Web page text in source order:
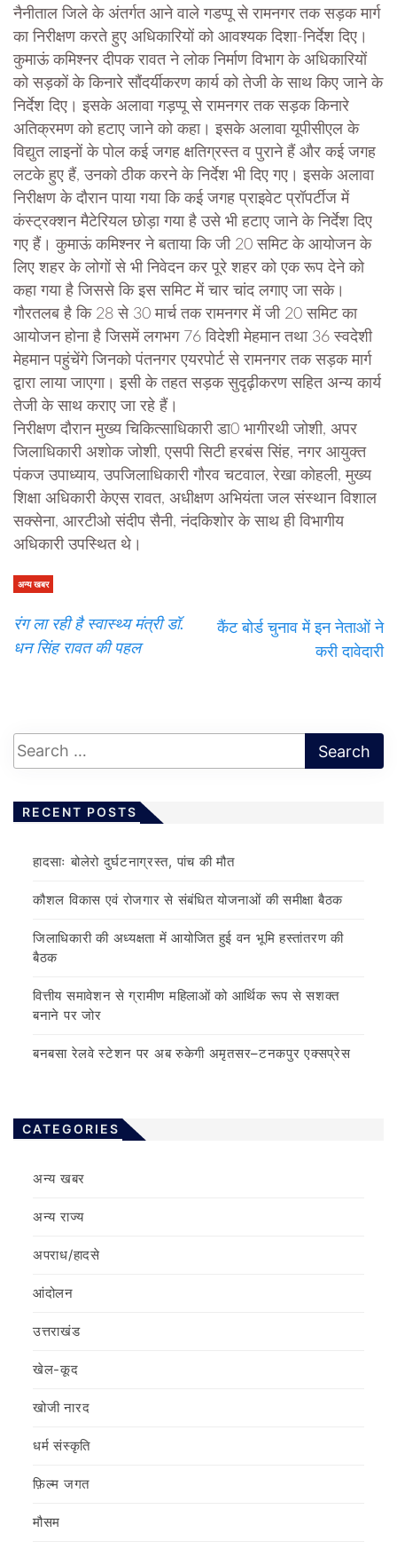
नैनीताल जिले के अंतर्गत आने वाले गडप्पू से रामनगर तक सड़क मार्ग
का निरीक्षण करते हुए अधिकारियों को आवश्यक दिशा-निर्देश दिए।
कुमाऊं कमिश्नर दीपक रावत ने लोक निर्माण विभाग के अधिकारियों
को सड़कों के किनारे सौंदर्यीकरण कार्य को तेजी के साथ किए जाने के
निर्देश दिए। इसके अलावा गड़प्पू से रामनगर तक सड़क किनारे
अतिक्रमण को हटाए जाने को कहा। इसके अलावा यूपीसीएल के
विद्युत लाइनों के पोल कई जगह क्षतिग्रस्त व पुराने हैं और कई जगह
लटके हुए हैं, उनको ठीक करने के निर्देश भी दिए गए। इसके अलावा
निरीक्षण के दौरान पाया गया कि कई जगह प्राइवेट प्रॉपर्टीज में
कंस्ट्रक्शन मैटेरियल छोड़ा गया है उसे भी हटाए जाने के निर्देश दिए
गए हैं। कुमाऊं कमिश्नर ने बताया कि जी 20 समिट के आयोजन के
लिए शहर के लोगों से भी निवेदन कर पूरे शहर को एक रूप देने को
कहा गया है जिससे कि इस समिट में चार चांद लगाए जा सके।
गौरतलब है कि 28 से 30 मार्च तक रामनगर में जी 20 समिट का
आयोजन होना है जिसमें लगभग 76 विदेशी मेहमान तथा 36 स्वदेशी
मेहमान पहुंचेंगे जिनको पंतनगर एयरपोर्ट से रामनगर तक सड़क मार्ग
द्वारा लाया जाएगा। इसी के तहत सड़क सुदृढ़ीकरण सहित अन्य कार्य
तेजी के साथ कराए जा रहे हैं।
निरीक्षण दौरान मुख्य चिकित्साधिकारी डा0 भागीरथी जोशी, अपर
जिलाधिकारी अशोक जोशी, एसपी सिटी हरबंस सिंह, नगर आयुक्त
पंकज उपाध्याय, उपजिलाधिकारी गौरव चटवाल, रेखा कोहली, मुख्य
शिक्षा अधिकारी केएस रावत, अधीक्षण अभियंता जल संस्थान विशाल
सक्सेना, आरटीओ संदीप सैनी, नंदकिशोर के साथ ही विभागीय
अधिकारी उपस्थित थे।
अन्य खबर
रंग ला रही है स्वास्थ्य मंत्री डॉ.
धन सिंह रावत की पहल
कैंट बोर्ड चुनाव में इन नेताओं ने
करी दावेदारी
RECENT POSTS
हादसाः बोलेरो दुर्घटनाग्रस्त, पांच की मौत
कौशल विकास एवं रोजगार से संबंधित योजनाओं की समीक्षा बैठक
जिलाधिकारी की अध्यक्षता में आयोजित हुई वन भूमि हस्तांतरण की
बैठक
वित्तीय समावेशन से ग्रामीण महिलाओं को आर्थिक रूप से सशक्त
बनाने पर जोर
बनबसा रेलवे स्टेशन पर अब रुकेगी अमृतसर–टनकपुर एक्सप्रेस
CATEGORIES
अन्य खबर
अन्य राज्य
अपराध/हादसे
आंदोलन
उत्तराखंड
खेल-कूद
खोजी नारद
धर्म संस्कृति
फ़िल्‍म जगत
मौसम